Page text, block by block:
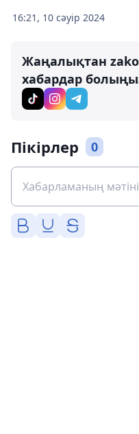
16:21, 10 сәуір 2024
Жаңалықтан
хабардар
Пікірлер 0